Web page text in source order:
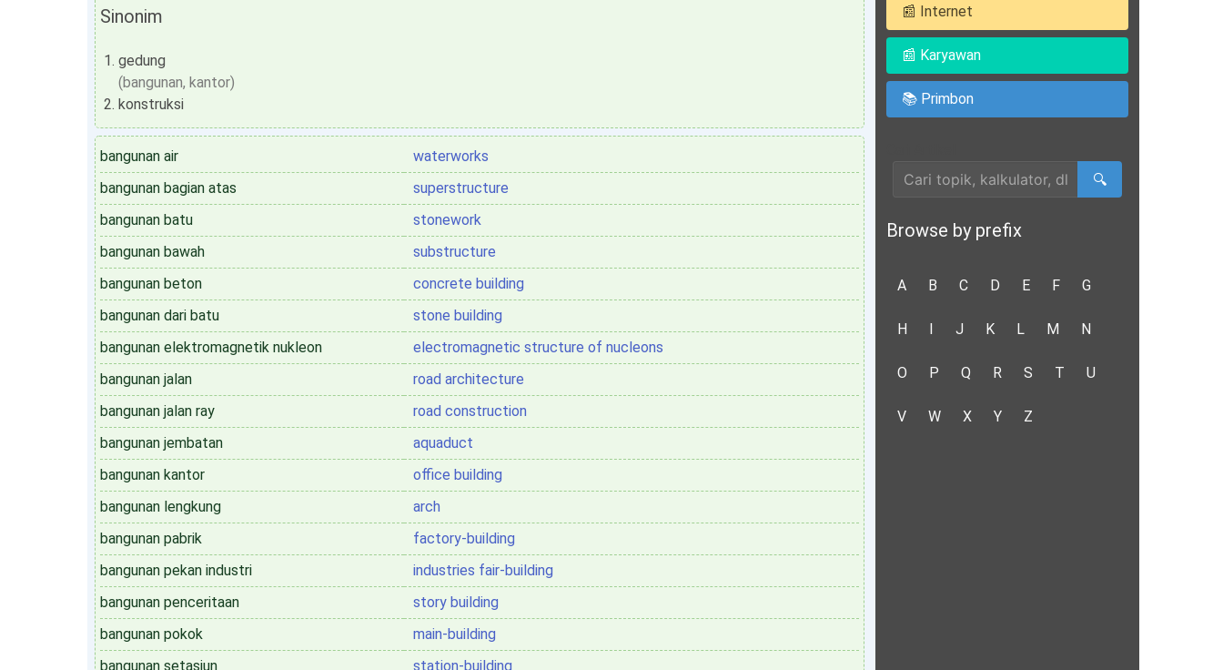
Sinonim
gedung
(bangunan, kantor)
konstruksi
bangunan air
waterworks
bangunan bagian atas
superstructure
bangunan batu
stonework
bangunan bawah
substructure
bangunan beton
concrete building
bangunan dari batu
stone building
bangunan elektromagnetik nukleon
electromagnetic structure of nucleons
bangunan jalan
road architecture
bangunan jalan ray
road construction
bangunan jembatan
aquaduct
bangunan kantor
office building
bangunan lengkung
arch
bangunan pabrik
factory-building
bangunan pekan industri
industries fair-building
bangunan penceritaan
story building
bangunan pokok
main-building
bangunan setasiun
station-building
📰 Internet
📰 Karyawan
📚 Primbon
🔍
Browse by prefix
A B C D E F G
H I J K L M N
O P Q R S T U
V W X Y Z